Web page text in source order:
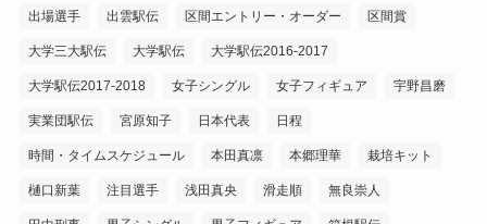
出場選手 出雲駅伝 区間エントリー・オーダー 区間賞
大学三大駅伝 大学駅伝 大学駅伝2016-2017
大学駅伝2017-2018 女子シングル 女子フィギュア 宇野昌磨
実業団駅伝 宮原知子 日本代表 日程
時間・タイムスケジュール 本田真凛 本郷理華 栽培キット
樋口新葉 注目選手 浅田真央 滑走順 無良崇人